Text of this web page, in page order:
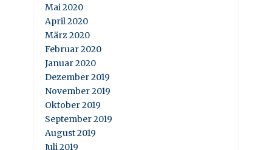
Mai 2020
April 2020
März 2020
Februar 2020
Januar 2020
Dezember 2019
November 2019
Oktober 2019
September 2019
August 2019
Juli 2019